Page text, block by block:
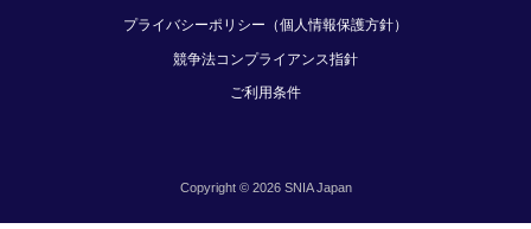
プライバシーポリシー（個人情報保護方針）
競争法コンプライアンス指針
ご利用条件
Copyright © 2026 SNIA Japan